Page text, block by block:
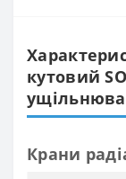
кутовий
Крани